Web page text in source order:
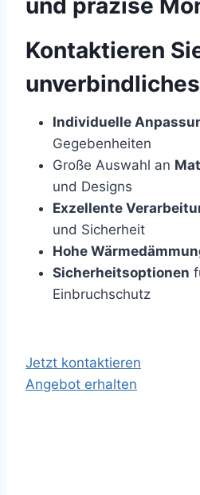
und präzise
Kontaktieren
Individuelle
Gegebenheiten
Große Auswahl an
und Designs
Exzellente
und Sicherheit
Hohe
Sicherheitsoptionen
Einbruchschutz
Jetzt kontaktieren
Angebot erhalten